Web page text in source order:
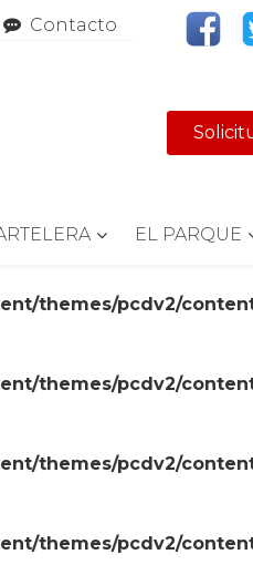
Contacto
EL PARQUE
themes/pcdv2/
themes/pcdv2/
themes/pcdv2/
themes/pcdv2/